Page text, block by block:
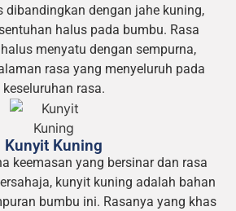
dibandingkan dengan jahe kuning,
halus pada bumbu. Rasa
menyatu dengan sempurna,
rasa yang menyeluruh pada
keseluruhan rasa.
Kunyit Kuning
keemasan yang bersinar dan rasa
kunyit kuning adalah bahan
bumbu ini. Rasanya yang khas